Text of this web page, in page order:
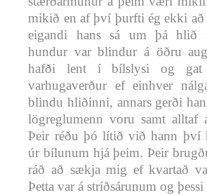
mikið en af því þurfti ég ekki að
eigandi hans sá um þá hlið
hundur var blindur á öðru
hafði lent í bílslysi og gat
varhugaverður ef einhver
blindu hliðinni, annars gerði
lögreglumenn voru samt alltaf
Þeir réðu þó lítið við hann því
úr bílunum hjá þeim. Þeir
ráð að sækja mig ef kvartað
Þetta var á stríðsárunum og